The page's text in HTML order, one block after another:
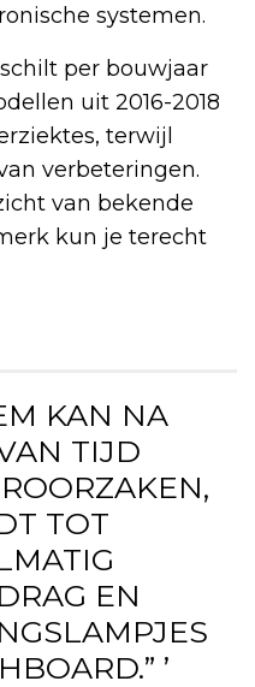
systemen.
per bouwjaar
uit 2016-2018
terwijl
verbeteringen.
van bekende
kun je terecht
KAN NA
TIJD
TOT
EN
’